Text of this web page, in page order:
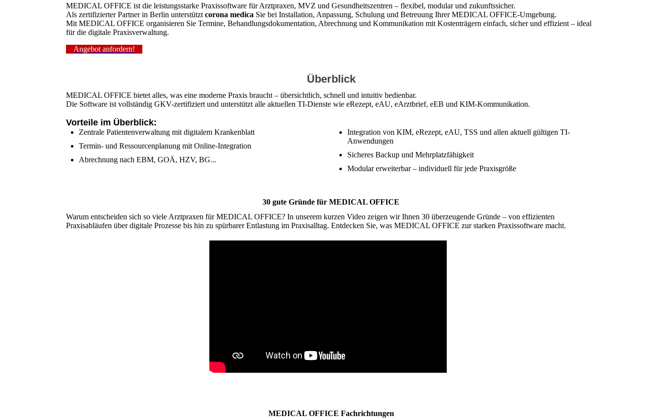
MEDICAL OFFICE ist die leistungsstarke Praxissoftware für Arztpraxen, MVZ und Gesundheitszentren – flexibel, modular und zukunftssicher.
Als zertifizierter Partner in Berlin unterstütztcorona medica Sie bei Installation, Anpassung, Schulung und Betreuung Ihrer MEDICAL OFFICE-Umgebung.
Mit MEDICAL OFFICE organisieren Sie Termine, Behandlungsdokumentation, Abrechnung und Kommunikation mit Kostenträgern einfach, sicher und effizient – ideal
für die digitale Praxisverwaltung.
Angebot anfordern!
Überblick
MEDICAL OFFICE bietet alles, was eine moderne Praxis braucht – übersichtlich, schnell und intuitiv bedienbar.
Die Software ist vollständig GKV-zertifiziert und unterstützt alle aktuellen TI-Dienste wie eRezept, eAU, eArztbrief, eEB und KIM-Kommunikation.
Vorteile im Überblick:
Zentrale Patientenverwaltung mit digitalem Krankenblatt
Termin- und Ressourcenplanung mit Online-Integration
Abrechnung nach EBM, GOÄ, HZV, BG...
Integration von KIM, eRezept, eAU, TSS und allen aktuell gültigen TI-
Anwendungen
Sicheres Backup und Mehrplatzfähigkeit
Modular erweiterbar – individuell für jede Praxisgröße
30 gute Gründe für MEDICAL OFFICE
Warum entscheiden sich so viele Arztpraxen für MEDICAL OFFICE? In unserem kurzen Video zeigen wir Ihnen 30 überzeugende Gründe – von effizienten
Praxisabläufen über digitale Prozesse bis hin zu spürbarer Entlastung im Praxisalltag. Entdecken Sie, was MEDICAL OFFICE zur starken Praxissoftware macht.
MEDICAL OFFICE Fachrichtungen